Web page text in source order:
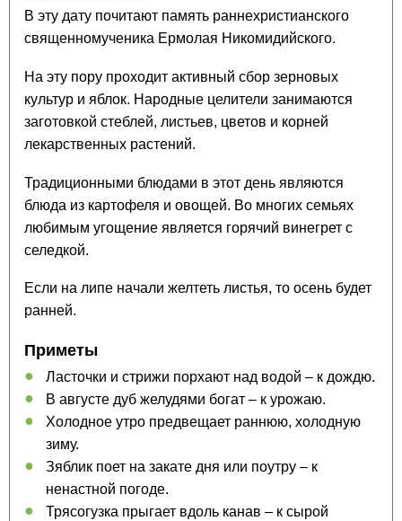
В эту дату почитают память раннехристианского
священномученика Ермолая Никомидийского.
На эту пору проходит активный сбор зерновых
культур и яблок. Народные целители занимаются
заготовкой стеблей, листьев, цветов и корней
лекарственных растений.
Традиционными блюдами в этот день являются
блюда из картофеля и овощей. Во многих семьях
любимым угощение является горячий винегрет с
селедкой.
Если на липе начали желтеть листья, то осень будет
ранней.
Приметы
Ласточки и стрижи порхают над водой – к дождю.
В августе дуб желудями богат – к урожаю.
Холодное утро предвещает раннюю, холодную
зиму.
Зяблик поет на закате дня или поутру – к
ненастной погоде.
Трясогузка прыгает вдоль канав – к сырой